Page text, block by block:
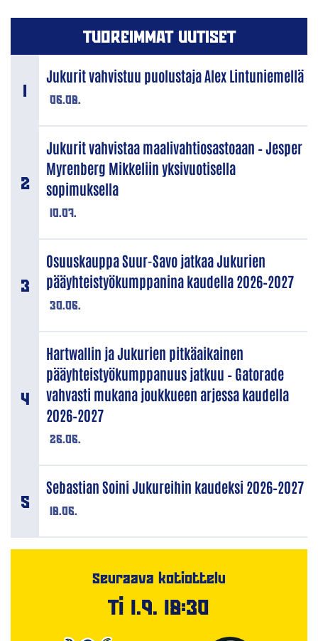
TUOREIMMAT UUTISET
06.08.
Jukurit vahvistuu puolustaja Alex Lintuniemellä
10.07.
Jukurit vahvistaa maalivahtiosastoaan – Jesper
Myrenberg Mikkeliin yksivuotisella
sopimuksella
30.06.
Osuuskauppa Suur-Savo jatkaa Jukurien
pääyhteistyökumppanina kaudella 2026–2027
26.06.
Hartwallin ja Jukurien pitkäaikainen
pääyhteistyökumppanuus jatkuu – Gatorade
vahvasti mukana joukkueen arjessa kaudella
2026–2027
18.06.
Sebastian Soini Jukureihin kaudeksi 2026–2027
Seuraava kotiottelu
Ti 1.9. 18:30